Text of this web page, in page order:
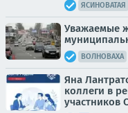
ЯСИНОВАТАЯ
Уважаемые
ВОЛНОВАХА
Яна
коллеги в
участников